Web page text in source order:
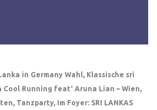
in Germany Wahl, Klassische sri
Cool Running feat‘ Aruna Lian – Wien,
Tanzparty, Im Foyer: SRI LANKAS